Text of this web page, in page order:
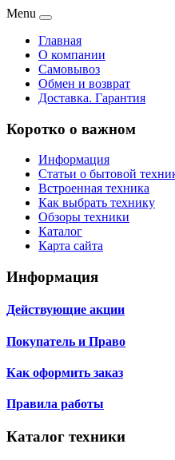
Menu
Главная
О компании
Самовывоз
Обмен и возврат
Доставка. Гарантия
Коротко о важном
Информация
Статьи о бытовой
Встроенная техника
Как выбрать технику
Обзоры техники
Каталог
Карта сайта
Информация
Действующие акции
Покупатель и Право
Как оформить заказ
Правила работы
Каталог техники